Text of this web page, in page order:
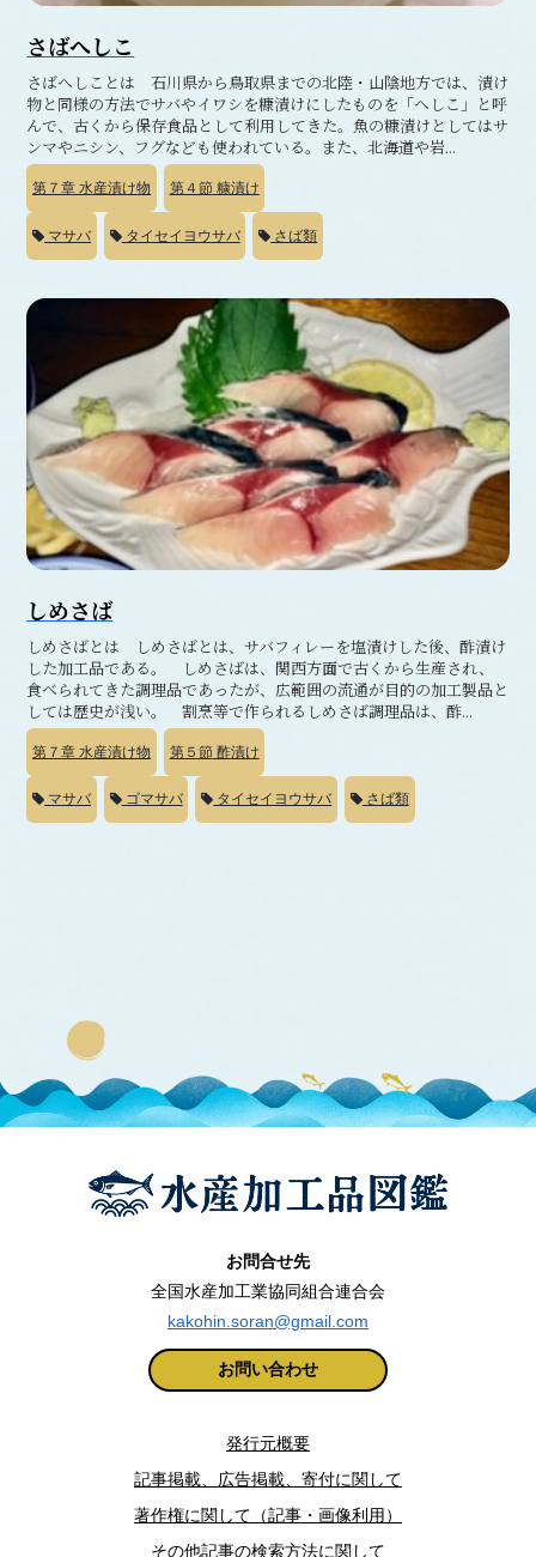
さばへしこ
さばへしことは 石川県から鳥取県までの北陸・山陰地方では、漬け
物と同様の方法でサバやイワシを糠漬けにしたものを「へしこ」と呼
んで、古くから保存食品として利用してきた。魚の糠漬けとしてはサ
ンマやニシン、フグなども使われている。また、北海道や岩...
第７章 水産漬け物 第４節糠漬け
マサバ タイセイヨウサバ さば類
しめさば
しめさばとは しめさばとは、サバフィレーを塩漬けした後、酢漬け
した加工品である。 しめさばは、関西方面で古くから生産され、
食べられてきた調理品であったが、広範囲の流通が目的の加工製品と
しては歴史が浅い。 割烹等で作られるしめさば調理品は、酢...
第７章 水産漬け物 第５節酢漬け
マサバ ゴマサバ タイセイヨウサバ さば類
お問合せ先
全国水産加工業協同組合連合会
kakohin.soran@gmail.com
お問い合わせ
発行元概要
記事掲載、広告掲載、寄付に関して
著作権に関して（記事・画像利用）
その他記事の検索方法に関して